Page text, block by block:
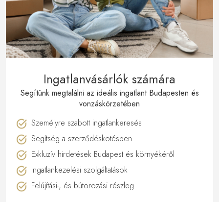
Ingatlanvásárlók számára
Segítünk megtalálni az ideális ingatlant Budapesten és
vonzáskörzetében
Személyre szabott ingatlankeresés
Segítség a szerződéskötésben
Exkluzív hirdetések Budapest és környékéről
Ingatlankezelési szolgáltatások
Felújítási-, és bútorozási részleg